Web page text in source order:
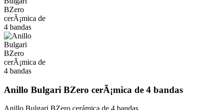
Anillo Bulgari BZero cerÃ¡mica de 4 bandas